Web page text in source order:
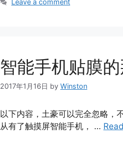
Leave a comment
智能手机贴膜
2017年1月16日 by Winston
以下内容，土豪可以完全忽略，
从有了触摸屏智能手机， …